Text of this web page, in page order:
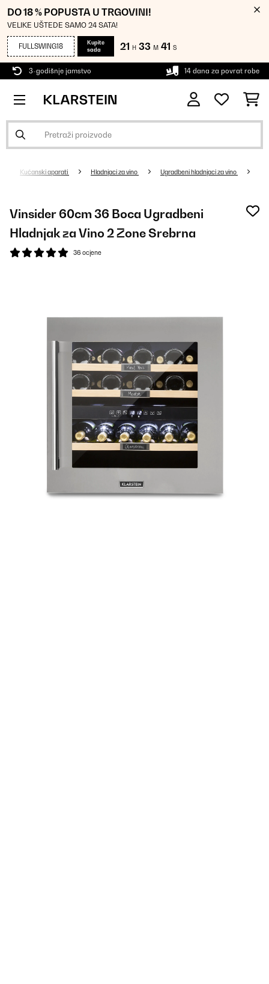
DO 18 % POPUSTA U TRGOVINI!
VELIKE UŠTEDE SAMO 24 SATA!
FULLSWING18
Kupite
sada
21 H 33 M 40 S
3-godišnje jamstvo 14 dana za povrat robe
Kućanski aparati Hladnjaci za vino Ugradbeni hladnjaci za vino
Vinsider 60cm 36 Boca Ugradbeni
Hladnjak za Vino 2 Zone Srebrna
36 ocjene